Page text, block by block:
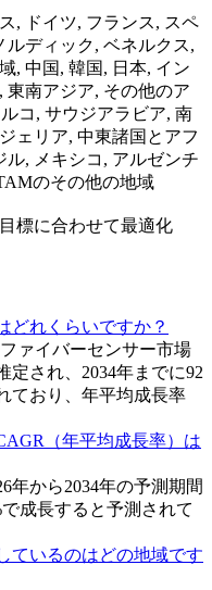
, ドイツ, フランス, スペ
ルディック, ベネルクス,
, 中国, 韓国, 日本, イン
東南アジア, その他のア
コ, サウジアラビア, 南
ェリア, 中東諸国とアフ
ル, メキシコ, アルゼンチ
のその他の地域
標に合わせて最適化
どれくらいですか？
ファイバーセンサー市場
定され、2034年までに92
ており、年平均成長率
（年平均成長率）は
年から2034年の予測期間
成長すると予測されて
ているのはどの地域です